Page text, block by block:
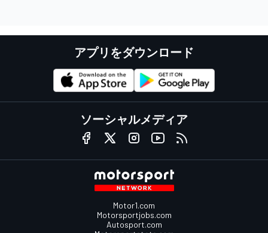
アプリをダウンロード
ソーシャルメディア
Motor1.com
Motorsportjobs.com
Autosport.com